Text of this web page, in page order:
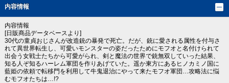
内容情報
内容情報
[日販商品データベースより]
30代の童貞おじさんが改造銃の暴発で死亡。だが、銃に愛される属性を付与さ
れて異世界転生し、可愛いモンスターの姿だったためにモフオと名付けられて
出会う女戦士たちから可愛がられ、剣と魔法の世界で銃無双していった結果、
知る人ぞ知るハーレム軍団を作りあげていた。遥か東方にあるヒノカミノ国に
藍姫の依頼で転移門を利用して牛鬼退治にやって来たモフオ軍団…攻略法に悩
むモフオたちは…!?